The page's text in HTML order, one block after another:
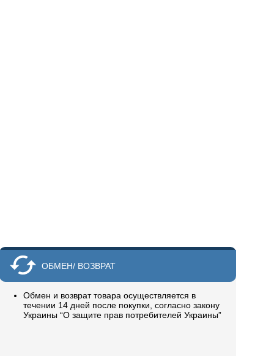
ОБМЕН/ ВОЗВРАТ
Обмен и возврат товара осуществляется в
течении 14 дней после покупки, согласно закону
Украины “О защите прав потребителей Украины”